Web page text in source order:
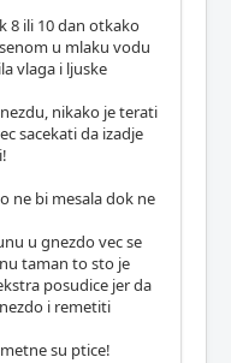
8 ili 10 dan otkako
u mlaku vodu
vlaga i ljuske
nikako je terati
sacekati da izadje
ne bi mesala dok ne
u gnezdo vec se
taman to sto je
posudice jer da
i remetiti
su ptice!